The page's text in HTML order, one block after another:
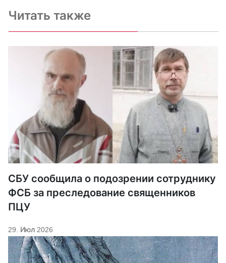
Читать также
СБУ сообщила о подозрении сотруднику
ФСБ за преследование священников
ПЦУ
29. Июл 2026